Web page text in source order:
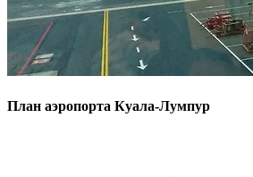
План аэропорта Куала-Лумпур